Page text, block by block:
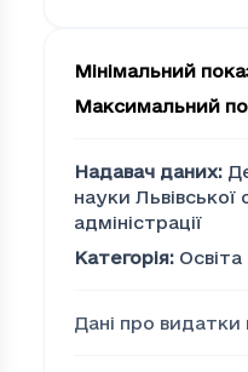
Мінімальний
Максимальний
Надавач даних:
науки
адміністрації
Категорія: Освіта
Дані про видатки